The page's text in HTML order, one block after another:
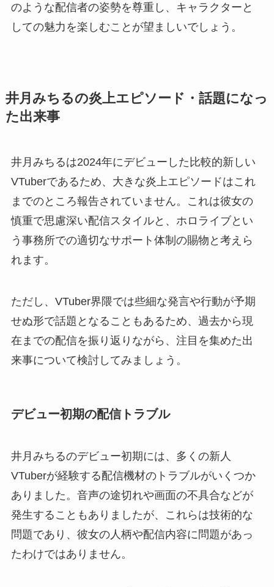
のような配信者の姿勢を尊重し、キャラクターと
しての魅力を楽しむことが望ましいでしょう。
井月みちるの炎上エピソード・話題になっ
た出来事
井月みちるは2024年にデビューした比較的新しい
VTuberであるため、大きな炎上エピソードはこれ
までのところ報告されていません。これは彼女の
慎重で思慮深い配信スタイルと、ホロライブとい
う事務所での適切なサポート体制の賜物と考えら
れます。
ただし、VTuber界隈では些細な発言や行動が予期
せぬ形で話題となることもあるため、過去から現
在までの配信を振り返りながら、注目を集めた出
来事について検討してみましょう。
デビュー初期の配信トラブル
井月みちるのデビュー初期には、多くの新人
VTuberが経験する配信機材のトラブルがいくつか
ありました。音声の途切れや画面の不具合などが
発生することもありましたが、これらは技術的な
問題であり、彼女の人柄や配信内容に問題があっ
たわけではありません。